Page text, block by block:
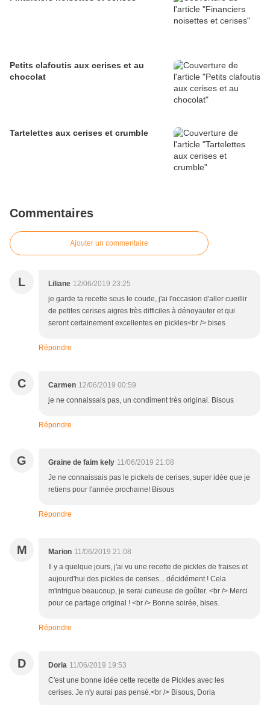
Petits clafoutis aux cerises et au
chocolat
Tartelettes aux cerises et crumble
Commentaires
Ajouter un commentaire
L Liliane 12/06/2019 23:25
je garde ta recette sous le coude, j'ai l'occasion d'aller cueillir
de petites cerises aigres très difficiles à dénoyauter et qui
seront certainement excellentes en pickles<br /> bises
Répondre
C Carmen 12/06/2019 00:59
je ne connaissais pas, un condiment très original. Bisous
Répondre
G Graine de faim kely 11/06/2019 21:08
Je ne connaissais pas le pickels de cerises, super idée que je
retiens pour l'année prochaine! Bisous
Répondre
M Marion 11/06/2019 21:08
Il y a quelque jours, j'ai vu une recette de pickles de fraises et
aujourd'hui des pickles de cerises... décidément ! Cela
m'intrigue beaucoup, je serai curieuse de goûter. <br /> Merci
pour ce partage original ! <br /> Bonne soirée, bises.
Répondre
D Doria 11/06/2019 19:53
C'est une bonne idée cette recette de Pickles avec les
cerises. Je n'y aurai pas pensé.<br /> Bisous, Doria